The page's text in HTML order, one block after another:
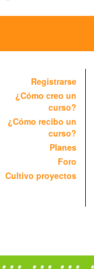
Registrarse
¿Cómo creo un
curso?
¿Cómo recibo un
curso?
Planes
Foro
Cultivo proyectos